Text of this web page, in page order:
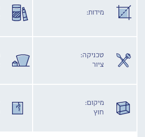
מידות:
טכניקה:
ציור
מיקום:
חוץ